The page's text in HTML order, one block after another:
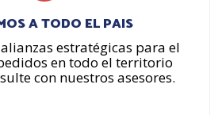
A TODO EL PAIS
estratégicas para el
en todo el territorio
con nuestros asesores.